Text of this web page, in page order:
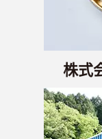
株式